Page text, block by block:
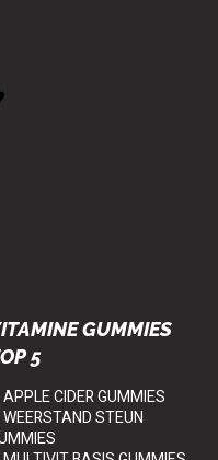
GUMMIES
5
APPLE CIDER GUMMIES
STEUN